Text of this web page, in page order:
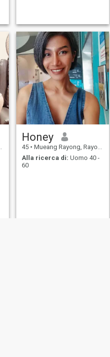
Honey
45 • Mueang Rayong, Rayong, Thailandia
Alla ricerca di: Uomo 40 -
60